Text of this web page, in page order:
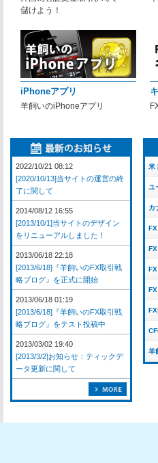
儲けよう！
iPhoneアプリ
羊飼いのiPhoneアプリ
米
ユ
カ
羊
2022/10/21 08:12
[2020/10/13]当サイトの運営の終
了に関して
2014/08/12 16:55
[2013/10/1]当サイトのデザイン
をリニューアルしました！
2013/06/18 22:18
[2013/6/18]『羊飼いのFX取引戦
略ブログ』を正式に開始
2013/06/18 01:19
[2013/6/18]『羊飼いのFX取引戦
略ブログ』をテスト投稿中
2013/03/02 19:40
[2013/3/2]お知らせ：ティックデ
ータ更新に関して